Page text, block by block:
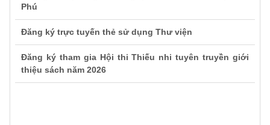
Phú
Đăng ký trực tuyến thẻ sử dụng Thư viện
Đăng ký tham gia Hội thi Thiếu nhi tuyên truyền giới
thiệu sách năm 2026